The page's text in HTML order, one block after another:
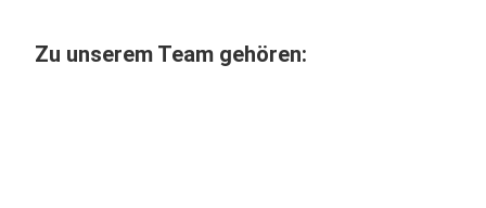
Zu unserem Team gehören: